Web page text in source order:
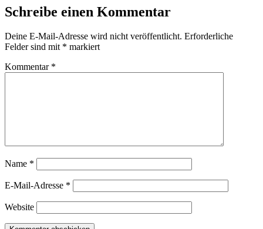
Schreibe einen Kommentar
Deine E-Mail-Adresse wird nicht veröffentlicht. Erforderliche
Felder sind mit * markiert
Kommentar *
Name *
E-Mail-Adresse *
Website